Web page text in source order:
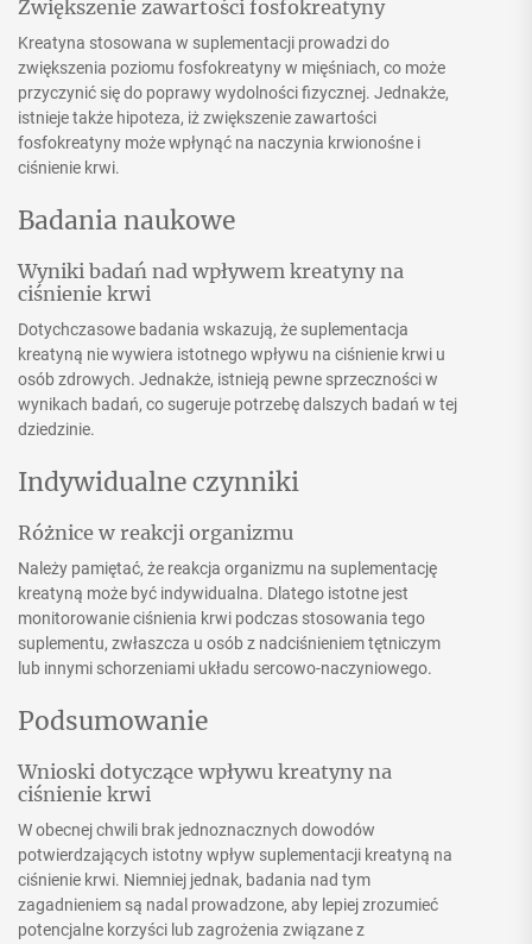
Zwiększenie zawartości fosfokreatyny
Kreatyna stosowana w suplementacji prowadzi do
zwiększenia poziomu fosfokreatyny w mięśniach, co może
przyczynić się do poprawy wydolności fizycznej. Jednakże,
istnieje także hipoteza, iż zwiększenie zawartości
fosfokreatyny może wpłynąć na naczynia krwionośne i
ciśnienie krwi.
Badania naukowe
Wyniki badań nad wpływem kreatyny na
ciśnienie krwi
Dotychczasowe badania wskazują, że suplementacja
kreatyną nie wywiera istotnego wpływu na ciśnienie krwi u
osób zdrowych. Jednakże, istnieją pewne sprzeczności w
wynikach badań, co sugeruje potrzebę dalszych badań w tej
dziedzinie.
Indywidualne czynniki
Różnice w reakcji organizmu
Należy pamiętać, że reakcja organizmu na suplementację
kreatyną może być indywidualna. Dlatego istotne jest
monitorowanie ciśnienia krwi podczas stosowania tego
suplementu, zwłaszcza u osób z nadciśnieniem tętniczym
lub innymi schorzeniami układu sercowo-naczyniowego.
Podsumowanie
Wnioski dotyczące wpływu kreatyny na
ciśnienie krwi
W obecnej chwili brak jednoznacznych dowodów
potwierdzających istotny wpływ suplementacji kreatyną na
ciśnienie krwi. Niemniej jednak, badania nad tym
zagadnieniem są nadal prowadzone, aby lepiej zrozumieć
potencjalne korzyści lub zagrożenia związane z